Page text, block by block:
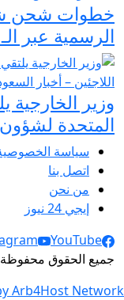
الرسمية عبر الـ ID
وزير
المتحدة لشؤون
سياسة
اتصل بنا
من نحن
إيجي 24 نيوز
Social Links
YouTube
جميع الحقوق محفوظة ©
Arb4Host Network